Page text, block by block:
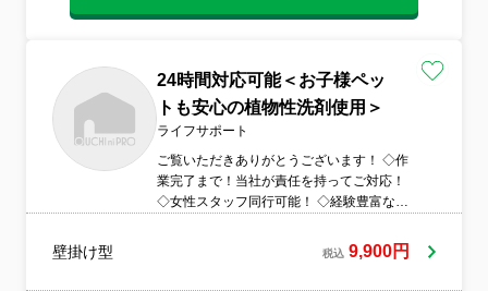
24時間対応可能＜お子様ペッ
トも安心の植物性洗剤使用＞
ライフサポート
ご覧いただきありがとうございます！ ◇作
業完了まで！当社が責任を持ってご対応！
◇女性スタッフ同行可能！ ◇経験豊富なス
と一緒に仕上がりをチェック！ ◇服装・身
だしなみに気をつけています！ ◇対応地域
壁掛け型 税込 9,900円